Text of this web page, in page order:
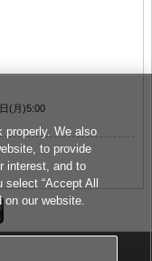
(月)5:00
properly. We also
to provide
interest, and to
“Accept All
on our website.